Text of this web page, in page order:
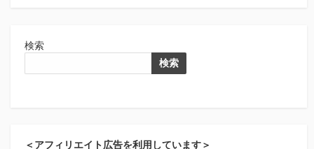
検索
検索
＜アフィリエイト広告を利用しています＞